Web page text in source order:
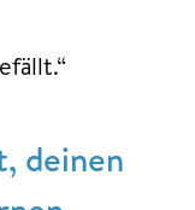
deinen